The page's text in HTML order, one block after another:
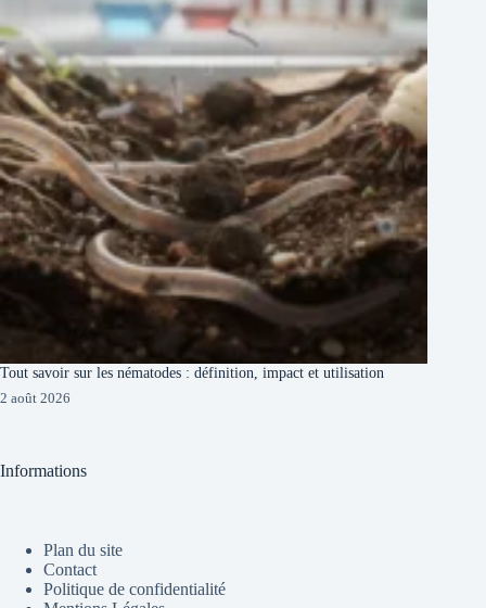
Tout savoir sur les nématodes : définition, impact et utilisation
2 août 2026
Informations
Plan du site
Contact
Politique de confidentialité